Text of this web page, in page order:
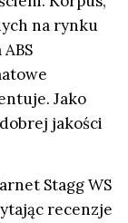
na rynku
Jako
jakości
Stagg WS
recenzje